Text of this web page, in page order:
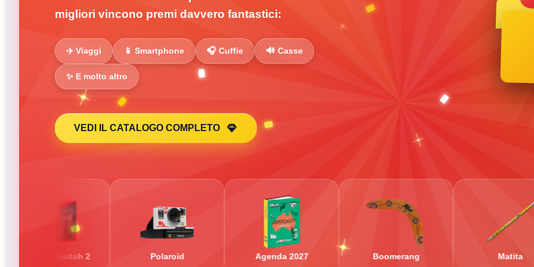
migliori vincono premi davvero fantastici:
✈️ Viaggi 📱 Smartphone 🎧 Cuffie 🔊 Casse
✨ E molto altro
VEDI IL CATALOGO COMPLETO
Agenda 2027 Boomerang